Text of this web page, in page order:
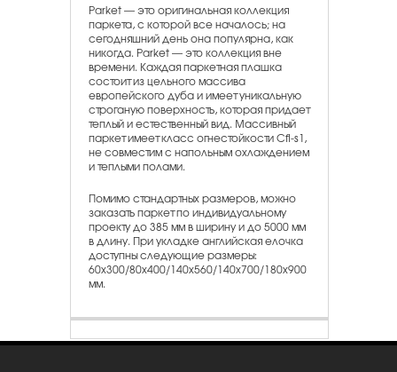
Parket — это оригинальная коллекция
паркета, с которой все началось; на
сегодняшний день она популярна, как
никогда. Parket — это коллекция вне
времени. Каждая паркетная плашка
состоит из цельного массива
европейского дуба и имеет уникальную
строганую поверхность, которая придает
теплый и естественный вид. Массивный
паркет имеет класс огнестойкости Cfl-s1,
не совместим с напольным охлаждением
и теплыми полами.
Помимо стандартных размеров, можно
заказать паркет по индивидуальному
проекту до 385 мм в ширину и до 5000 мм
в длину. При укладке английская елочка
доступны следующие размеры:
60х300/80х400/140x560/140x700/180x900
мм.